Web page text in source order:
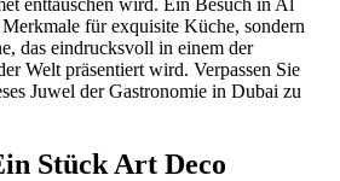
enttäuschen wird. Ein Besuch in Al
für exquisite Küche, sondern
das eindrucksvoll in einem der
Welt präsentiert wird. Verpassen Sie
Juwel der Gastronomie in Dubai zu
Stück Art Deco